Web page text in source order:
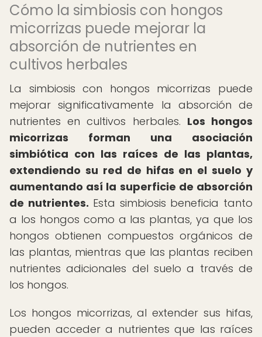
Cómo la simbiosis con hongos
micorrizas puede mejorar la
absorción de nutrientes en
cultivos herbales
La simbiosis con hongos micorrizas puede
mejorar significativamente la absorción de
nutrientes en cultivos herbales. Los hongos
micorrizas forman una asociación
simbiótica con las raíces de las plantas,
extendiendo su red de hifas en el suelo y
aumentando así la superficie de absorción
de nutrientes. Esta simbiosis beneficia tanto
a los hongos como a las plantas, ya que los
hongos obtienen compuestos orgánicos de
las plantas, mientras que las plantas reciben
nutrientes adicionales del suelo a través de
los hongos.
Los hongos micorrizas, al extender sus hifas,
pueden acceder a nutrientes que las raíces